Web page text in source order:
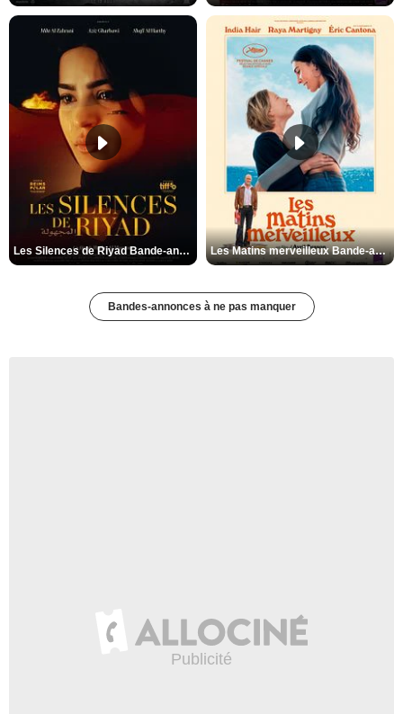
Les Silences de Riyad Bande-annonce VO STFR Les Matins merveilleux Bande-annonce VF
Bandes-annonces à ne pas manquer